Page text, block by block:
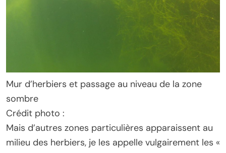
Mur d’herbiers et passage au niveau de la zone
sombre
Crédit photo :
Mais d’autres zones particulières apparaissent au
milieu des herbiers, je les appelle vulgairement les «